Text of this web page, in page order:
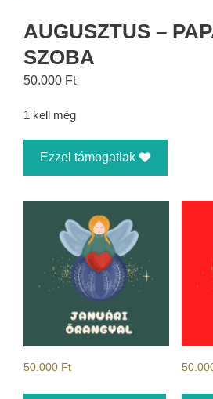
AUGUSZTUS –
SZOBA
50.000 Ft
1 kell még
Ezzel támogatlak
50.000 Ft